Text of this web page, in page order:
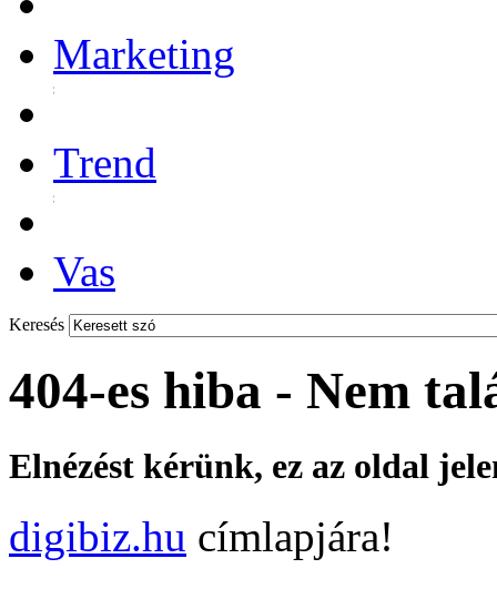
Marketing
Trend
Vas
Keresés
404-es hiba - Nem
Elnézést kérünk, ez az oldal
digibiz.hu címlapjára!